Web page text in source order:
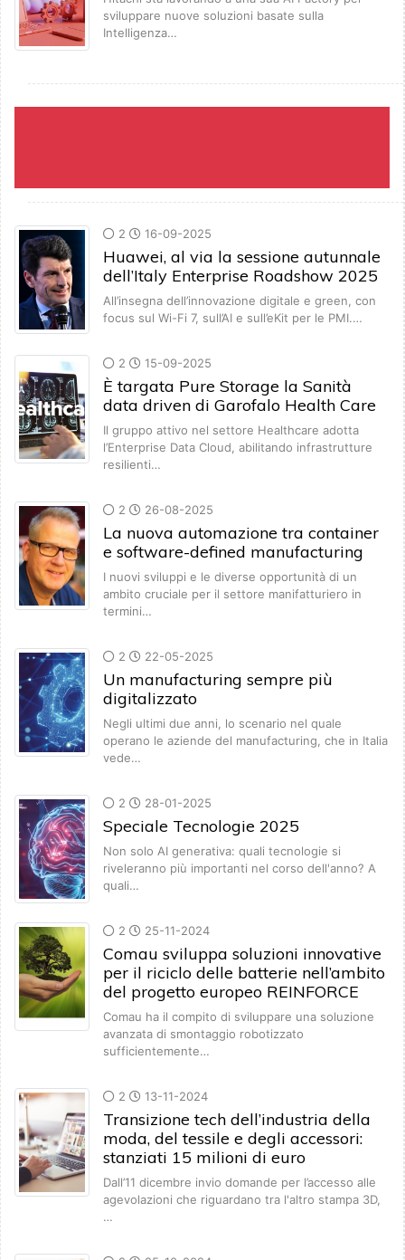
sviluppare nuove soluzioni basate sulla
Intelligenza…
2 16-09-2025
Huawei, al via la sessione autunnale
dell’Italy Enterprise Roadshow 2025
All’insegna dell’innovazione digitale e green, con
focus sul Wi-Fi 7, sull’AI e sull’eKit per le PMI.…
2 15-09-2025
È targata Pure Storage la Sanità
data driven di Garofalo Health Care
Il gruppo attivo nel settore Healthcare adotta
l’Enterprise Data Cloud, abilitando infrastrutture
resilienti…
2 26-08-2025
La nuova automazione tra container
e software-defined manufacturing
I nuovi sviluppi e le diverse opportunità di un
ambito cruciale per il settore manifatturiero in
termini…
2 22-05-2025
Un manufacturing sempre più
digitalizzato
Negli ultimi due anni, lo scenario nel quale
operano le aziende del manufacturing, che in Italia
vede…
2 28-01-2025
Speciale Tecnologie 2025
Non solo AI generativa: quali tecnologie si
riveleranno più importanti nel corso dell'anno? A
quali…
2 25-11-2024
Comau sviluppa soluzioni innovative
per il riciclo delle batterie nell’ambito
del progetto europeo REINFORCE
Comau ha il compito di sviluppare una soluzione
avanzata di smontaggio robotizzato
sufficientemente…
2 13-11-2024
Transizione tech dell’industria della
moda, del tessile e degli accessori:
stanziati 15 milioni di euro
Dall’11 dicembre invio domande per l’accesso alle
agevolazioni che riguardano tra l'altro stampa 3D,
…